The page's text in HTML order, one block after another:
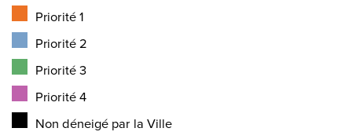
Priorité 1
Priorité 2
Priorité 3
Priorité 4
Non déneigé par la Ville